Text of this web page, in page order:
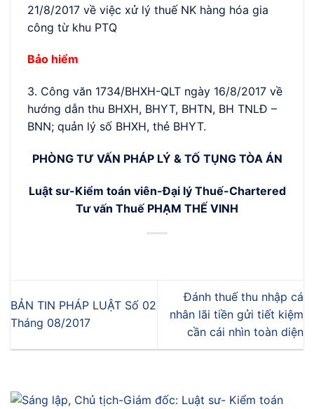
21/8/2017 về việc xử lý thuế NK hàng hóa gia
công từ khu PTQ
Bảo hiểm
3. Công văn 1734/BHXH-QLT ngày 16/8/2017 về
hướng dẫn thu BHXH, BHYT, BHTN, BH TNLĐ –
BNN; quản lý số BHXH, thẻ BHYT.
PHÒNG TƯ VẤN PHÁP LÝ & TỐ TỤNG TÒA ÁN
Luật sư-Kiểm toán viên-Đại lý Thuế-Chartered
Tư vấn Thuế PHẠM THẾ VINH
BẢN TIN PHÁP LUẬT Số 02
Tháng 08/2017
Đánh thuế thu nhập cá
nhân lãi tiền gửi tiết kiệm
cần cái nhìn toàn diện